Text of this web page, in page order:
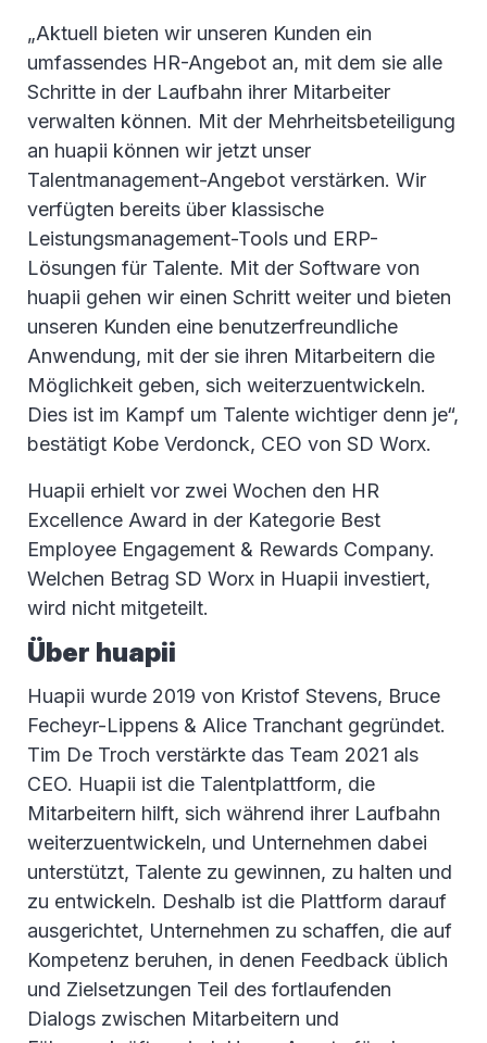
„Aktuell bieten wir unseren Kunden ein
umfassendes HR-Angebot an, mit dem sie alle
Schritte in der Laufbahn ihrer Mitarbeiter
verwalten können. Mit der Mehrheitsbeteiligung
an huapii können wir jetzt unser
Talentmanagement-Angebot verstärken. Wir
verfügten bereits über klassische
Leistungsmanagement-Tools und ERP-
Lösungen für Talente. Mit der Software von
huapii gehen wir einen Schritt weiter und bieten
unseren Kunden eine benutzerfreundliche
Anwendung, mit der sie ihren Mitarbeitern die
Möglichkeit geben, sich weiterzuentwickeln.
Dies ist im Kampf um Talente wichtiger denn je“,
bestätigt Kobe Verdonck, CEO von SD Worx.
Huapii erhielt vor zwei Wochen den HR
Excellence Award in der Kategorie Best
Employee Engagement & Rewards Company.
Welchen Betrag SD Worx in Huapii investiert,
wird nicht mitgeteilt.
Über huapii
Huapii wurde 2019 von Kristof Stevens, Bruce
Fecheyr-Lippens & Alice Tranchant gegründet.
Tim De Troch verstärkte das Team 2021 als
CEO. Huapii ist die Talentplattform, die
Mitarbeitern hilft, sich während ihrer Laufbahn
weiterzuentwickeln, und Unternehmen dabei
unterstützt, Talente zu gewinnen, zu halten und
zu entwickeln. Deshalb ist die Plattform darauf
ausgerichtet, Unternehmen zu schaffen, die auf
Kompetenz beruhen, in denen Feedback üblich
und Zielsetzungen Teil des fortlaufenden
Dialogs zwischen Mitarbeitern und